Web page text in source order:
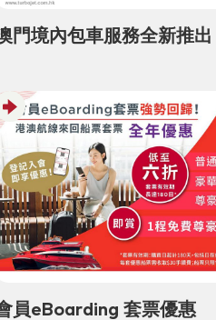
門境內包車服務全新推出
員eBoarding 套票優惠